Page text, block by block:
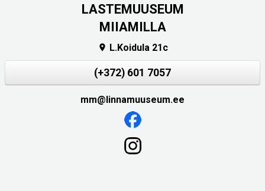
LASTEMUUSEUM
MIIAMILLA
 L.Koidula 21c
(+372) 601 7057
mm@linnamuuseum.ee